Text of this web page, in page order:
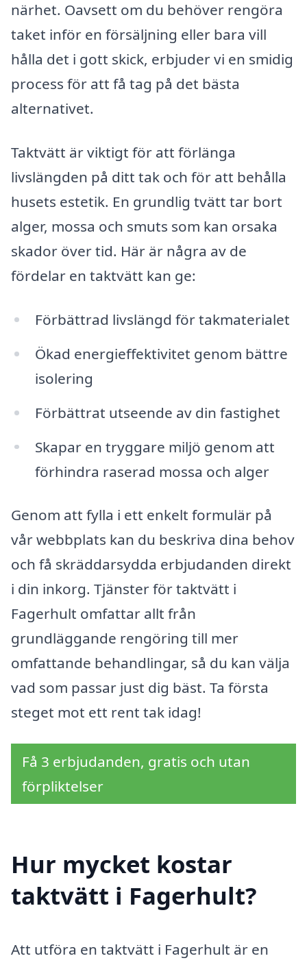
närhet. Oavsett om du behöver rengöra
taket inför en försäljning eller bara vill
hålla det i gott skick, erbjuder vi en smidig
process för att få tag på det bästa
alternativet.
Taktvätt är viktigt för att förlänga
livslängden på ditt tak och för att behålla
husets estetik. En grundlig tvätt tar bort
alger, mossa och smuts som kan orsaka
skador över tid. Här är några av de
fördelar en taktvätt kan ge:
Förbättrad livslängd för takmaterialet
Ökad energieffektivitet genom bättre
isolering
Förbättrat utseende av din fastighet
Skapar en tryggare miljö genom att
förhindra raserad mossa och alger
Genom att fylla i ett enkelt formulär på
vår webbplats kan du beskriva dina behov
och få skräddarsydda erbjudanden direkt
i din inkorg. Tjänster för taktvätt i
Fagerhult omfattar allt från
grundläggande rengöring till mer
omfattande behandlingar, så du kan välja
vad som passar just dig bäst. Ta första
steget mot ett rent tak idag!
Få 3 erbjudanden, gratis och utan
förpliktelser
Hur mycket kostar
taktvätt i Fagerhult?
Att utföra en taktvätt i Fagerhult är en